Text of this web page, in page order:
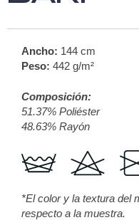
Ancho: 144 cm
Peso: 442 g/m²
Composición:
51.37% Poliéster
48.63% Rayón
*El color y la textura del
respecto a la muestra.